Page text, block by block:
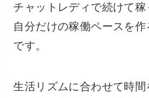
チャットレディで続けて
自分だけの稼働ペースを
です。
生活リズムに合わせて時